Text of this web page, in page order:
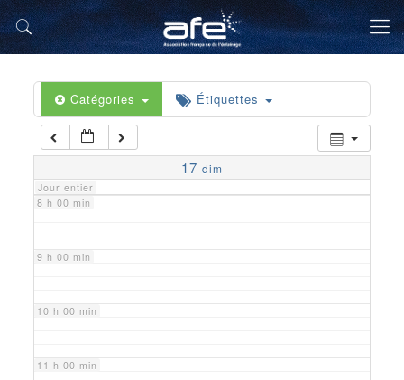
Catégories Étiquettes
17 dim
Jour entier
5 h 00 min
6 h 00 min
7 h 00 min
8 h 00 min
9 h 00 min
10 h 00 min
11 h 00 min